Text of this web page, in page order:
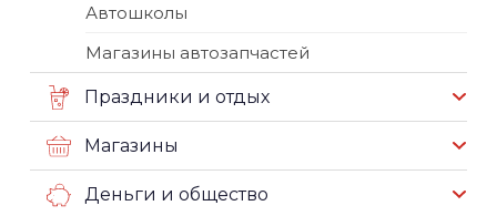
Автошколы
Магазины автозапчастей
Праздники и отдых
Магазины
Деньги и общество